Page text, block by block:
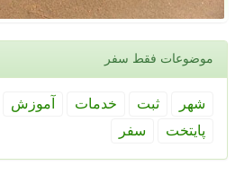
موضوعات فقط سفر
شهر ثبت خدمات آموزش
پایتخت
سفر